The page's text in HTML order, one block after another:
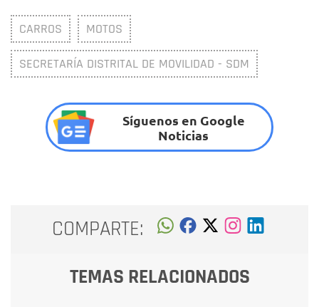
CARROS MOTOS
SECRETARÍA DISTRITAL DE MOVILIDAD - SDM
Síguenos en Google
Noticias
COMPARTE:
TEMAS RELACIONADOS